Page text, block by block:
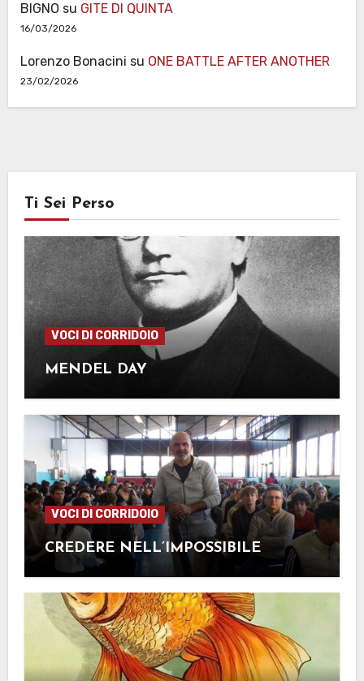
BIGNO su GITE DI QUINTA
16/03/2026
Lorenzo Bonacini su ONE BATTLE AFTER ANOTHER
23/02/2026
Ti Sei Perso
VOCI DI CORRIDOIO
MENDEL DAY
VOCI DI CORRIDOIO
CREDERE NELL’IMPOSSIBILE